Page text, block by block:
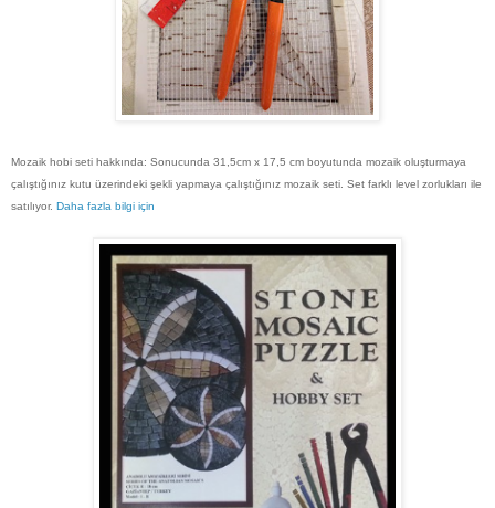
Mozaik hobi seti hakkında: Sonucunda 31,5cm x 17,5 cm boyutunda mozaik oluşturmaya
çalıştığınız kutu üzerindeki şekli yapmaya çalıştığınız mozaik seti. Set farklı level zorlukları ile
satılıyor. Daha fazla bilgi için